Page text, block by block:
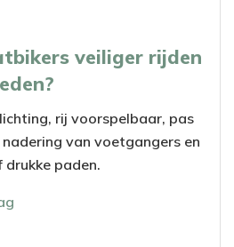
veiliger rijden
rij voorspelbaar, pas
van voetgangers en
paden.